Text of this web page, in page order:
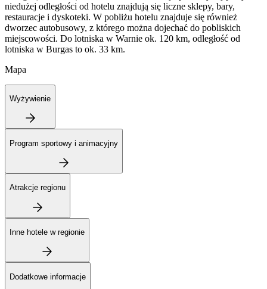
niedużej odległości od hotelu znajdują się liczne sklepy, bary,
restauracje i dyskoteki. W pobliżu hotelu znajduje się również
dworzec autobusowy, z którego można dojechać do pobliskich
miejscowości. Do lotniska w Warnie ok. 120 km, odległość od
lotniska w Burgas to ok. 33 km.
Mapa
Wyżywienie
Program sportowy i animacyjny
Atrakcje regionu
Inne hotele w regionie
Dodatkowe informacje